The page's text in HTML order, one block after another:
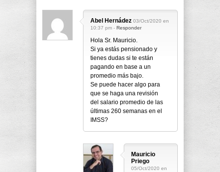
Abel Hernádez 03/Oct/2020 en
10:37 pm - Responder
Hola Sr. Mauricio.
Si ya estás pensionado y
tienes dudas si te están
pagando en base a un
promedio más bajo.
Se puede hacer algo para
que se haga una revisión
del salario promedio de las
últimas 260 semanas en el
IMSS?
Mauricio
Priego
05/Oct/2020 en